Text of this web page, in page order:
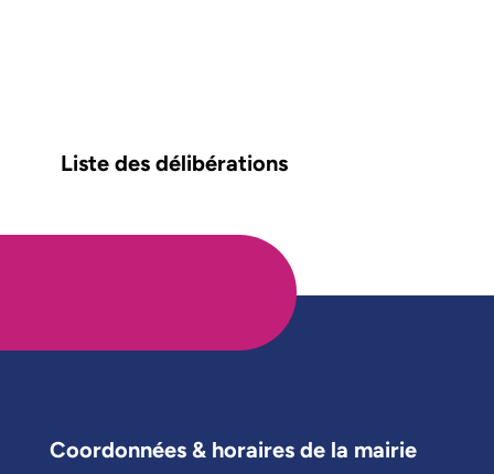
Liste des délibérations
Coordonnées & horaires de la mairie